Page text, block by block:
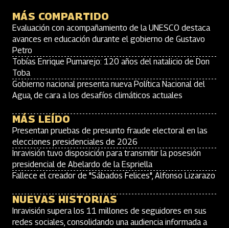
MÁS COMPARTIDO
Evaluación con acompañamiento de la UNESCO destaca
avances en educación durante el gobierno de Gustavo
Petro
Tobías Enrique Pumarejo: 120 años del natalicio de Don
Toba
Gobierno nacional presenta nueva Política Nacional del
Agua, de cara a los desafíos climáticos actuales
MÁS LEÍDO
Presentan pruebas de presunto fraude electoral en las
elecciones presidenciales de 2026
Inravisión tuvo disposición para transmitir la posesión
presidencial de Abelardo de la Espriella
Fallece el creador de "Sábados Felices", Alfonso Lizarazo
NUEVAS HISTORIAS
Inravisión supera los 11 millones de seguidores en sus
redes sociales, consolidando una audiencia informada a